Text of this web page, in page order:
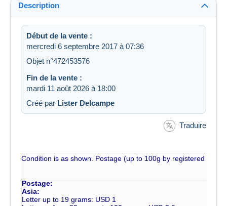
Description
Début de la vente :
mercredi 6 septembre 2017 à 07:36
Objet n°472453576
Fin de la vente :
mardi 11 août 2026 à 18:00
Créé par Lister Delcampe
Traduire
Condition is as shown. Postage (up to 100g by registered mail)
Postage:
Asia:
Letter up to 19 grams: USD 1